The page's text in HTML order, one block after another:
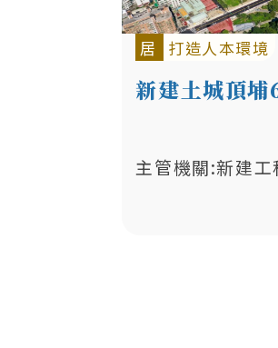
居 打造人本環境
新建土城頂埔
主管機關:新建工